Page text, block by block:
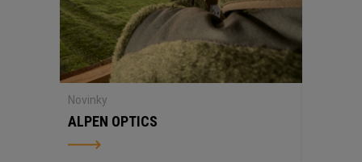
Novinky
ALPEN OPTICS